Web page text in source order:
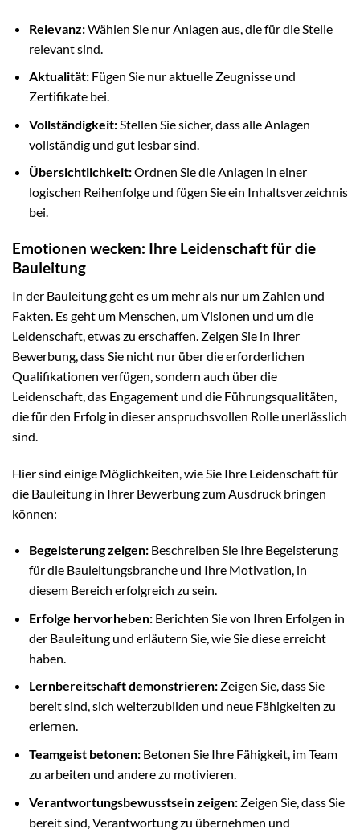
Relevanz:Wählen Sie nur Anlagen aus, die für die Stelle
relevant sind.
Aktualität:Fügen Sie nur aktuelle Zeugnisse und
Zertifikate bei.
Vollständigkeit:Stellen Sie sicher, dass alle Anlagen
vollständig und gut lesbar sind.
Übersichtlichkeit:Ordnen Sie die Anlagen in einer
logischen Reihenfolge und fügen Sie ein Inhaltsverzeichnis
bei.
Emotionen wecken: Ihre Leidenschaft für die
Bauleitung
In der Bauleitung geht es um mehr als nur um Zahlen und
Fakten. Es geht um Menschen, um Visionen und um die
Leidenschaft, etwas zu erschaffen. Zeigen Sie in Ihrer
Bewerbung, dass Sie nicht nur über die erforderlichen
Qualifikationen verfügen, sondern auch über die
Leidenschaft, das Engagement und die Führungsqualitäten,
die für den Erfolg in dieser anspruchsvollen Rolle unerlässlich
sind.
Hier sind einige Möglichkeiten, wie Sie Ihre Leidenschaft für
die Bauleitung in Ihrer Bewerbung zum Ausdruck bringen
können:
Begeisterung zeigen:Beschreiben Sie Ihre Begeisterung
für die Bauleitungsbranche und Ihre Motivation, in
diesem Bereich erfolgreich zu sein.
Erfolge hervorheben:Berichten Sie von Ihren Erfolgen in
der Bauleitung und erläutern Sie, wie Sie diese erreicht
haben.
Lernbereitschaft demonstrieren:Zeigen Sie, dass Sie
bereit sind, sich weiterzubilden und neue Fähigkeiten zu
erlernen.
Teamgeist betonen:Betonen Sie Ihre Fähigkeit, im Team
zu arbeiten und andere zu motivieren.
Verantwortungsbewusstsein zeigen:Zeigen Sie, dass Sie
bereit sind, Verantwortung zu übernehmen und